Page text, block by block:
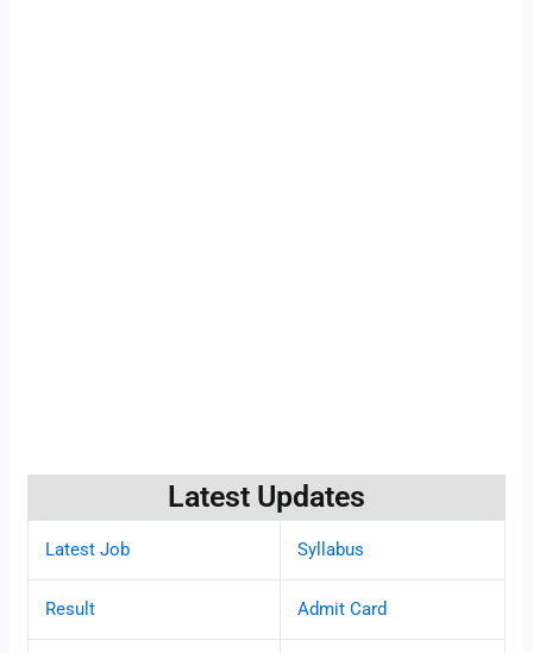
Latest Updates
Latest Job Syllabus
Result Admit Card